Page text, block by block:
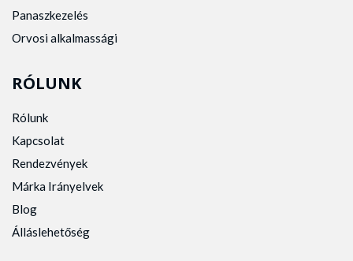
Panaszkezelés
Orvosi alkalmassági
RÓLUNK
Rólunk
Kapcsolat
Rendezvények
Márka Irányelvek
Blog
Álláslehetőség